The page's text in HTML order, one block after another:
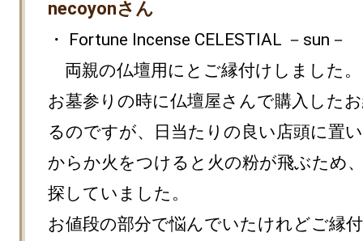
necoyonさん
・ Fortune Incense CELESTIAL －sun－
両親の仏壇用にとご縁付けしました。
お墓参りの時に仏壇屋さんで購入した
るのですが、日当たりの良い店頭に置
からか火をつけると火の粉が飛ぶため
探していました。
お値段の部分で悩んでいたけれどご縁